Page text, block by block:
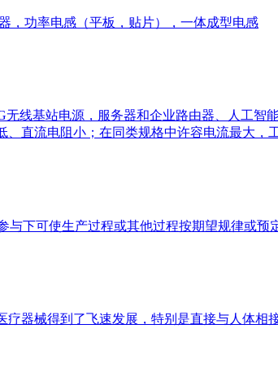
，功率电感（平板，贴片），一体成型电感
无线基站电源，服务器和企业路由器、人工
直流电阻小；在同类规格中许容电流最大，工
与下可使生产过程或其他过程按期望规律或预
器械得到了飞速发展，特别是直接与人体